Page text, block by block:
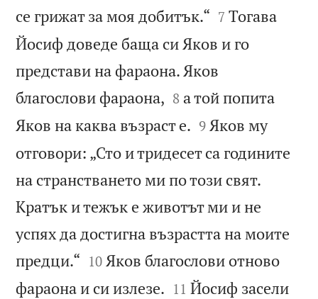
се грижат за моя добитък.“ 

7 Тогава
Йосиф доведе баща си Яков и го
представи на фараона. Яков
благослови фараона, 

8 а той попита
Яков на каква възраст е. 

9 Яков му
отговори: „Сто и тридесет са годините
на странстването ми по този свят.
Кратък и тежък е животът ми и не
успях да достигна възрастта на моите
предци.“ 

10 Яков благослови отново
фараона и си излезе. 

11 Йосиф засели